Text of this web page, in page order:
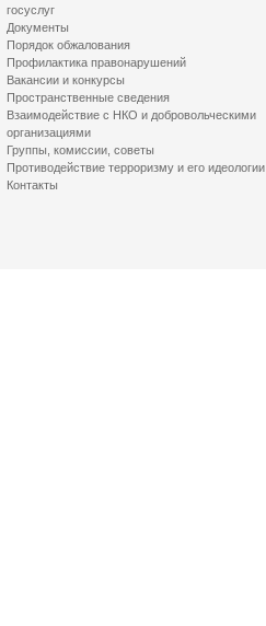
госуслуг
Документы
Порядок обжалования
Профилактика правонарушений
Вакансии и конкурсы
Пространственные сведения
Взаимодействие с НКО и добровольческими
организациями
Группы, комиссии, советы
Противодействие терроризму и его идеологии
Контакты